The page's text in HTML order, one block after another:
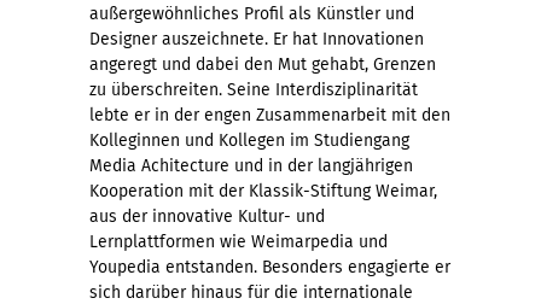
außergewöhnliches Profil als Künstler und
Designer auszeichnete. Er hat Innovationen
angeregt und dabei den Mut gehabt, Grenzen
zu überschreiten. Seine Interdisziplinarität
lebte er in der engen Zusammenarbeit mit den
Kolleginnen und Kollegen im Studiengang
Media Achitecture und in der langjährigen
Kooperation mit der Klassik-Stiftung Weimar,
aus der innovative Kultur- und
Lernplattformen wie Weimarpedia und
Youpedia entstanden. Besonders engagierte er
sich darüber hinaus für die internationale